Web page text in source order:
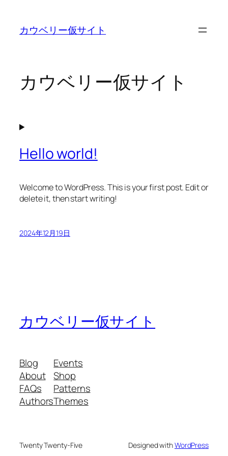
カウベリー仮サイト
カウベリー仮サイト
Hello world!
Welcome to WordPress. This is your first post. Edit or
delete it, then start writing!
2024年12月19日
カウベリー仮サイト
Blog
About
FAQs
Authors
Events
Shop
Patterns
Themes
Twenty Twenty-Five Designed withWordPress